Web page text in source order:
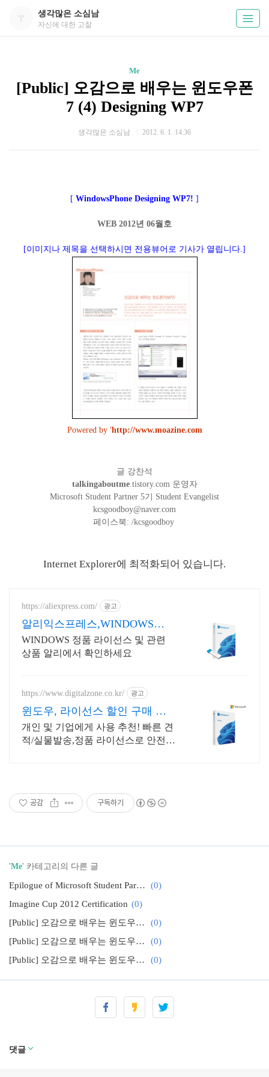
생각많은 소심남
자신에 대한 고찰
Me
[Public] 오감으로 배우는 윈도우폰
7 (4) Designing WP7
생각많은 소심남 2012. 6. 1. 14:36
[ WindowsPhone Designing WP7! ]
WEB 2012년 06월호
[이미지나 제목을 선택하시면 전용뷰어로 기사가 열립니다.]
Powered by 'http://www.moazine.com
글 강찬석
talkingaboutme.tistory.com 운영자
Microsoft Student Partner 5기 Student Evangelist
kcsgoodboy@naver.com
페이스북: /kcsgoodboy
Internet Explorer에 최적화되어 있습니다.
https://aliexpress.com/ 광고
알리익스프레스,WINDOWS
Windows 알리에서!
WINDOWS 정품 라이선스 및 관련
상품 알리에서 확인하세요
https://www.digitalzone.co.kr/ 광고
윈도우, 라이선스 할인 구매 사
업자 전용 할인 혜택!
개인 및 기업에게 사용 추천! 빠른 견
적/실물발송,정품 라이선스로 안전하
공감 구독하기
'Me' 카테고리의 다른 글
Epilogue of Microsoft Student Partner
(0)
Imagine Cup 2012 Certification (0)
[Public] 오감으로 배우는 윈도우폰 7 (5) Building WP7
(0)
[Public] 오감으로 배우는 윈도우폰 7 (3) Navigating WP7
(0)
[Public] 오감으로 배우는 윈도우폰 7 (2) Feeling WP7
(0)
Qualcomm IT tour 10기를 모집합니다. (0)
[Public] 오감으로 배우는 윈도우폰 7 (1) Beginning WP7
(0)
댓글